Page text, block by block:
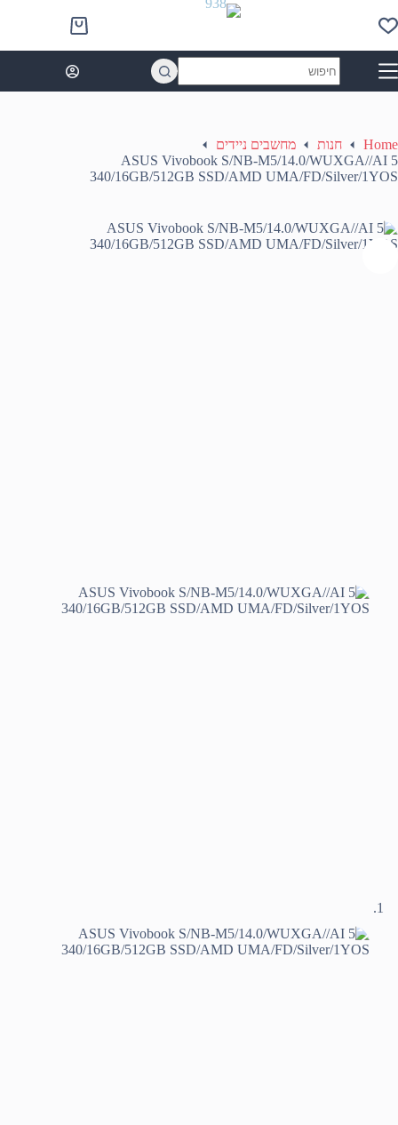
to
content
Shopping
cart
results
Home חנות
מחשבים ניידים
ASUS Vivobook S/NB-M5/14.0/WUXGA//AI 5
340/16GB/512GB SSD/AMD UMA/FD/Silver/1YOS